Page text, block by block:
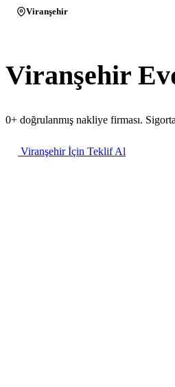
Viranşehir
Viranşehir
0+ doğrulanmış nakliye firması.
Viranşehir İçin Teklif Al